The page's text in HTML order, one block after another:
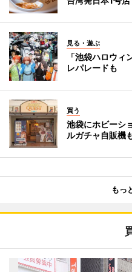
見る・遊ぶ
「池袋ハロウ
レパレードも
買う
池袋にホビーシ
ルガチャ自販機
もっ